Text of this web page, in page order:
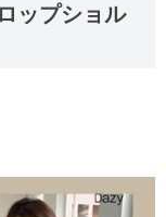
ップショル